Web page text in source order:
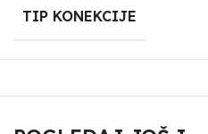
TIP KONEKCIJE